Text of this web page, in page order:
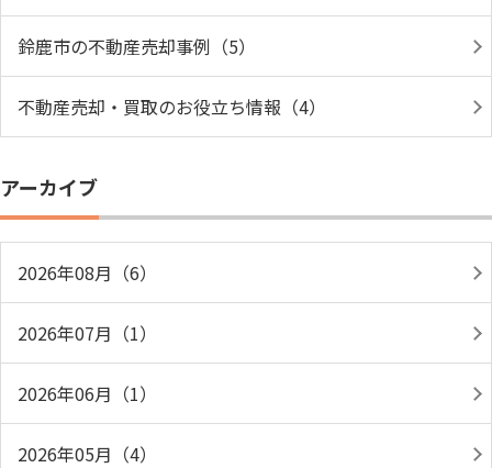
鈴鹿市の不動産売却事例（5）
不動産売却・買取のお役立ち情報（4）
アーカイブ
2026年08月（6）
2026年07月（1）
2026年06月（1）
2026年05月（4）